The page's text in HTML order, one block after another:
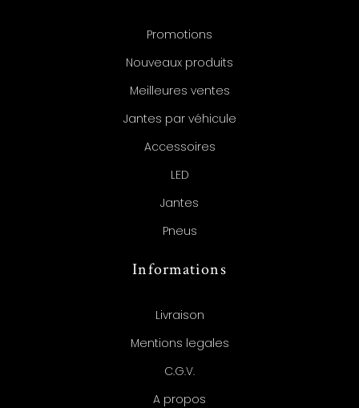
Promotions
Nouveaux produits
Meilleures ventes
Jantes par véhicule
Accessoires
LED
Jantes
Pneus
Informations
Livraison
Mentions legales
C.G.V.
A propos